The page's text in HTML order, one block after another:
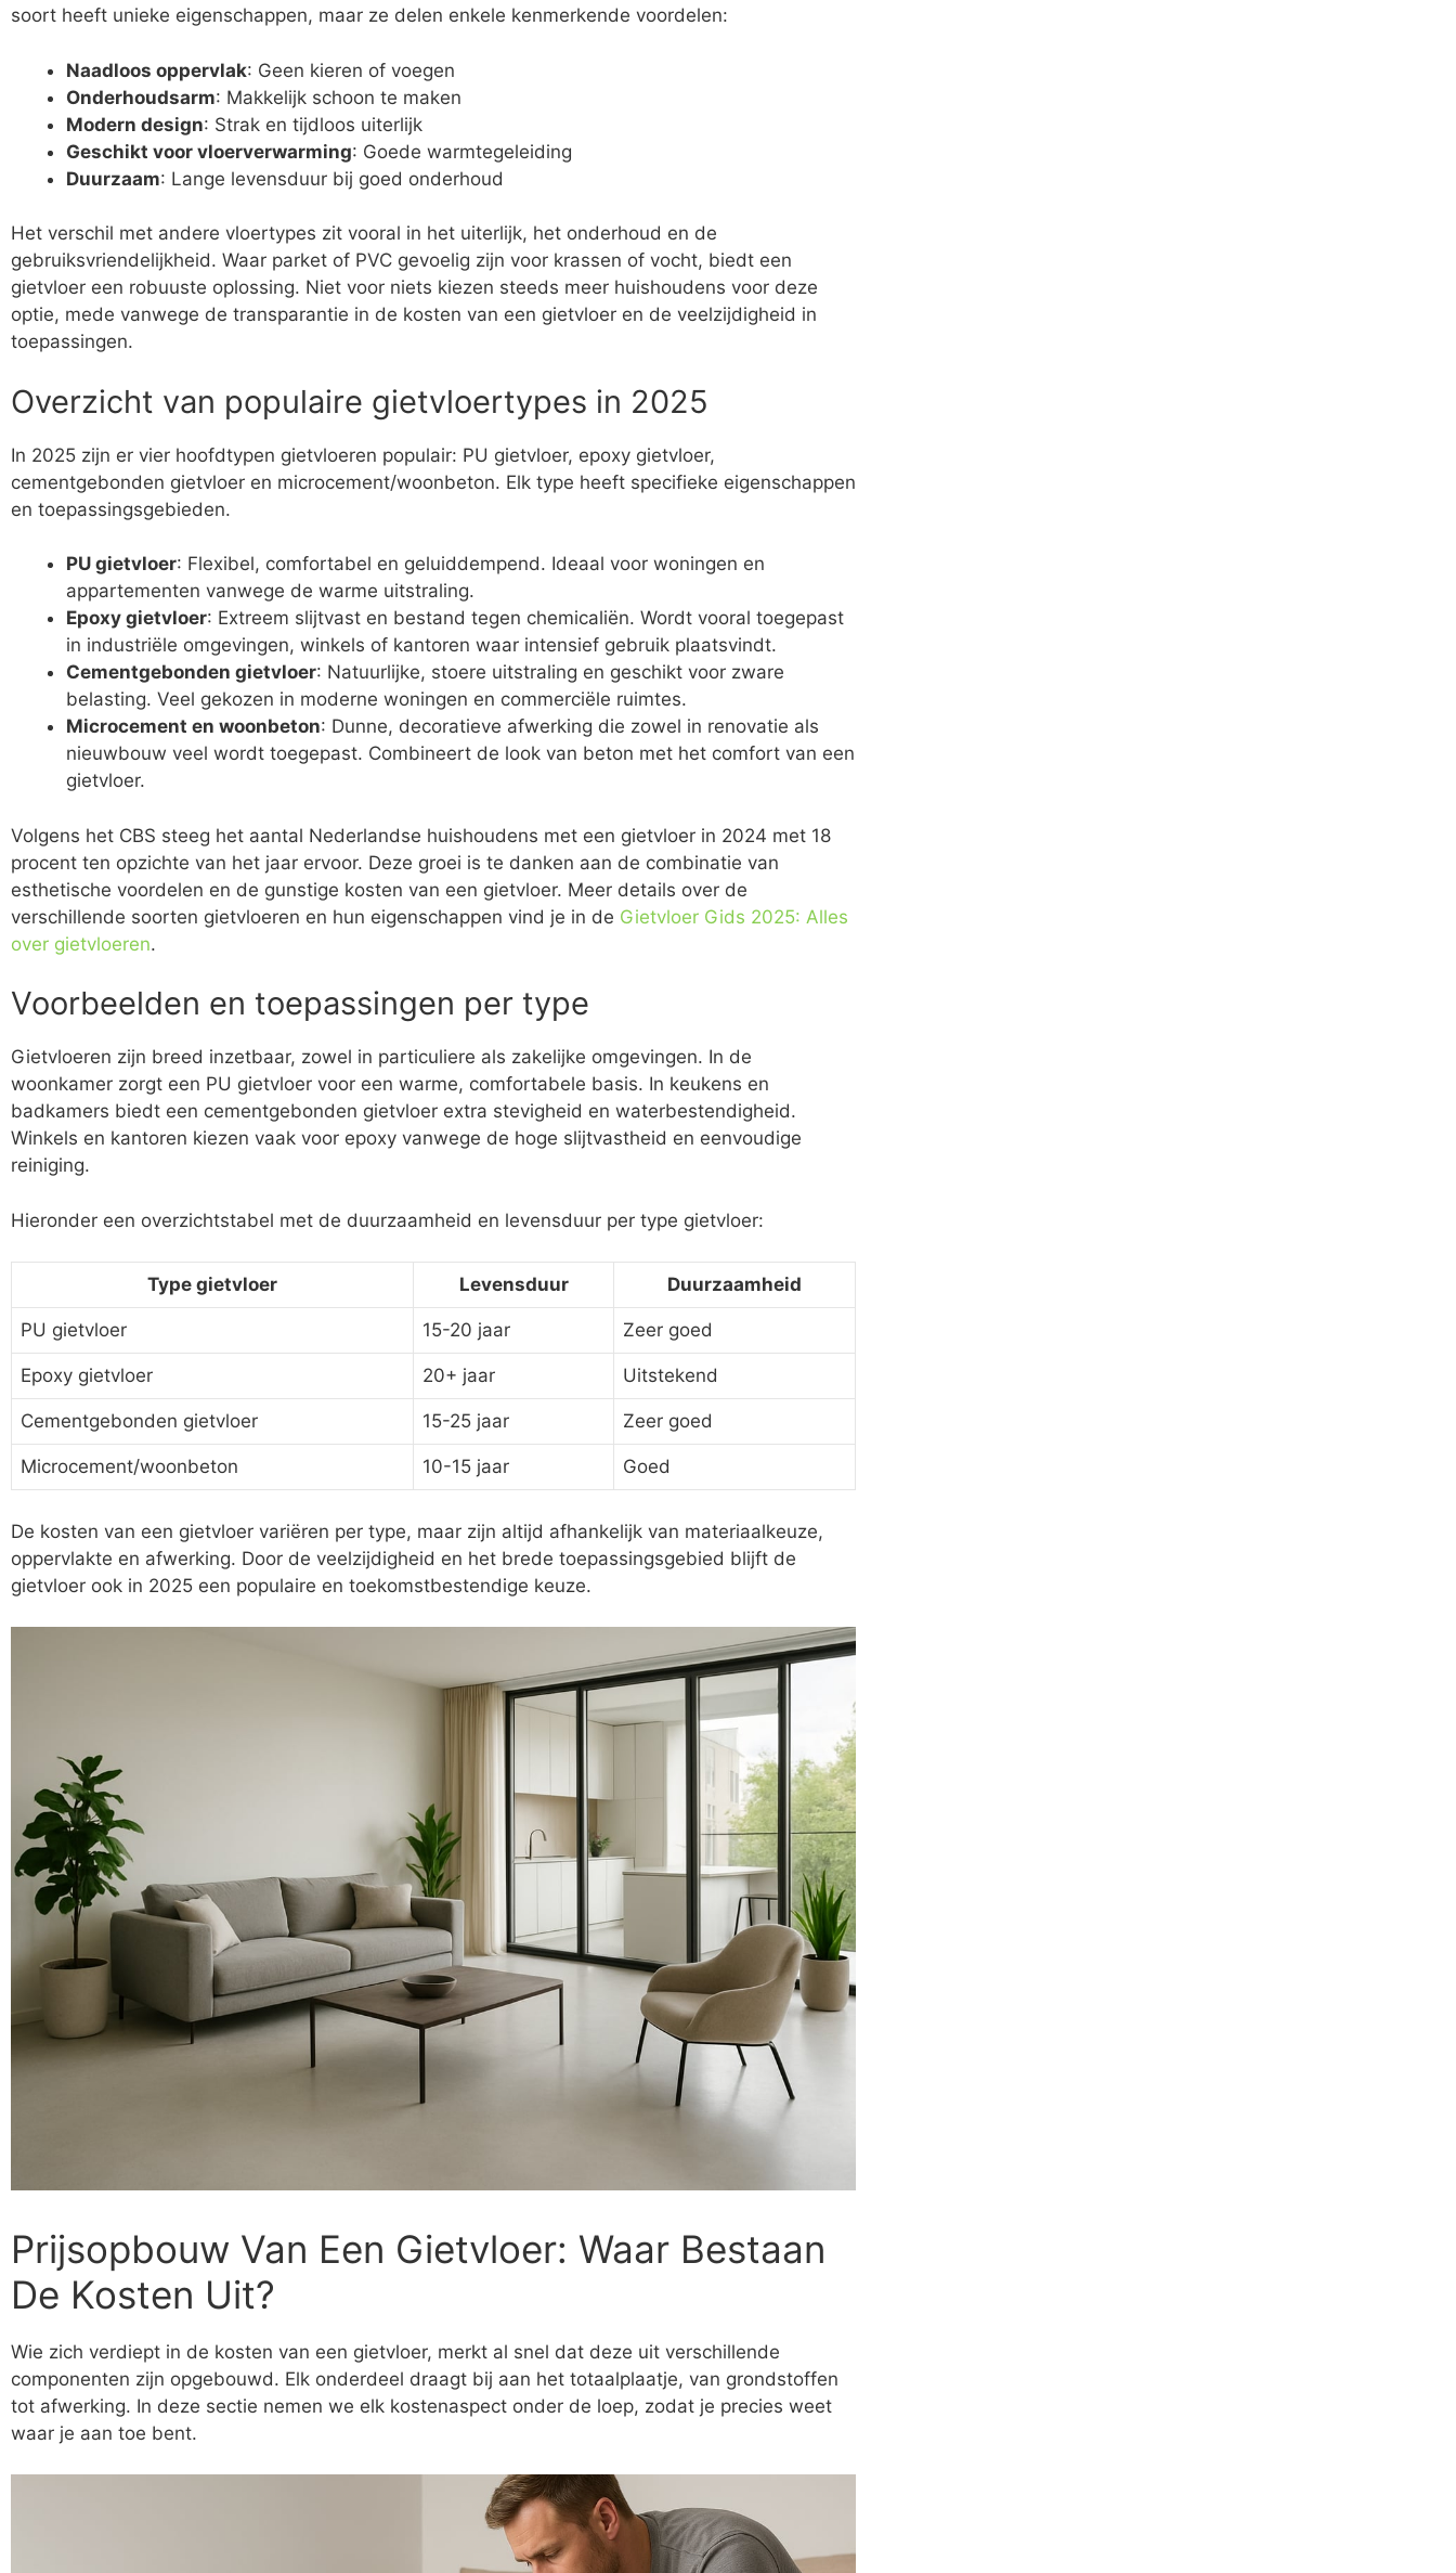
soort heeft unieke eigenschappen, maar ze delen enkele kenmerkende voordelen:
Naadloos oppervlak: Geen kieren of voegen
Onderhoudsarm: Makkelijk schoon te maken
Modern design: Strak en tijdloos uiterlijk
Geschikt voor vloerverwarming: Goede warmtegeleiding
Duurzaam: Lange levensduur bij goed onderhoud
Het verschil met andere vloertypes zit vooral in het uiterlijk, het onderhoud en de
gebruiksvriendelijkheid. Waar parket of PVC gevoelig zijn voor krassen of vocht, biedt een
gietvloer een robuuste oplossing. Niet voor niets kiezen steeds meer huishoudens voor deze
optie, mede vanwege de transparantie in de kosten van een gietvloer en de veelzijdigheid in
toepassingen.
Overzicht van populaire gietvloertypes in 2025
In 2025 zijn er vier hoofdtypen gietvloeren populair: PU gietvloer, epoxy gietvloer,
cementgebonden gietvloer en microcement/woonbeton. Elk type heeft specifieke eigenschappen
en toepassingsgebieden.
PU gietvloer: Flexibel, comfortabel en geluiddempend. Ideaal voor woningen en
appartementen vanwege de warme uitstraling.
Epoxy gietvloer: Extreem slijtvast en bestand tegen chemicaliën. Wordt vooral toegepast
in industriële omgevingen, winkels of kantoren waar intensief gebruik plaatsvindt.
Cementgebonden gietvloer: Natuurlijke, stoere uitstraling en geschikt voor zware
belasting. Veel gekozen in moderne woningen en commerciële ruimtes.
Microcement en woonbeton: Dunne, decoratieve afwerking die zowel in renovatie als
nieuwbouw veel wordt toegepast. Combineert de look van beton met het comfort van een
gietvloer.
Volgens het CBS steeg het aantal Nederlandse huishoudens met een gietvloer in 2024 met 18
procent ten opzichte van het jaar ervoor. Deze groei is te danken aan de combinatie van
esthetische voordelen en de gunstige kosten van een gietvloer. Meer details over de
verschillende soorten gietvloeren en hun eigenschappen vind je in de Gietvloer Gids 2025: Alles
over gietvloeren.
Voorbeelden en toepassingen per type
Gietvloeren zijn breed inzetbaar, zowel in particuliere als zakelijke omgevingen. In de
woonkamer zorgt een PU gietvloer voor een warme, comfortabele basis. In keukens en
badkamers biedt een cementgebonden gietvloer extra stevigheid en waterbestendigheid.
Winkels en kantoren kiezen vaak voor epoxy vanwege de hoge slijtvastheid en eenvoudige
reiniging.
Hieronder een overzichtstabel met de duurzaamheid en levensduur per type gietvloer:
Type gietvloer Levensduur Duurzaamheid
PU gietvloer 15-20 jaar Zeer goed
Epoxy gietvloer 20+ jaar Uitstekend
Cementgebonden gietvloer 15-25 jaar Zeer goed
Microcement/woonbeton 10-15 jaar Goed
De kosten van een gietvloer variëren per type, maar zijn altijd afhankelijk van materiaalkeuze,
oppervlakte en afwerking. Door de veelzijdigheid en het brede toepassingsgebied blijft de
gietvloer ook in 2025 een populaire en toekomstbestendige keuze.
Prijsopbouw Van Een Gietvloer: Waar Bestaan
De Kosten Uit?
Wie zich verdiept in de kosten van een gietvloer, merkt al snel dat deze uit verschillende
componenten zijn opgebouwd. Elk onderdeel draagt bij aan het totaalplaatje, van grondstoffen
tot afwerking. In deze sectie nemen we elk kostenaspect onder de loep, zodat je precies weet
waar je aan toe bent.